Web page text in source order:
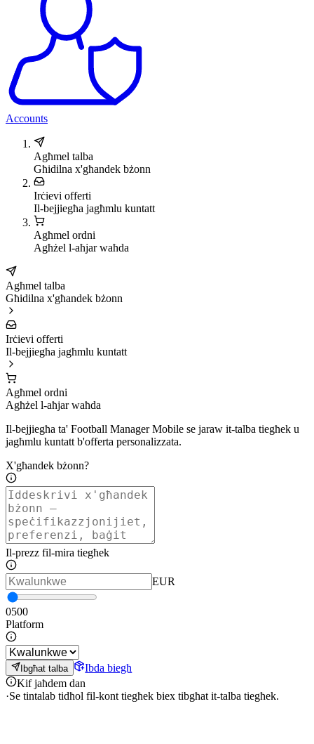
Accounts
Agħmel talba
Għidilna x'għandek bżonn
Irċievi offerti
Il-bejjiegħa jagħmlu kuntatt
Agħmel ordni
Agħżel l-aħjar waħda
Agħmel talba
Għidilna x'għandek bżonn
Irċievi offerti
Il-bejjiegħa jagħmlu kuntatt
Agħmel ordni
Agħżel l-aħjar waħda
Il-bejjiegħa ta' Football Manager Mobile se jaraw it-talba tiegħek u
jagħmlu kuntatt b'offerta personalizzata.
X'għandek bżonn?
Il-prezz fil-mira tiegħek
EUR
0500
Platform
Ibgħat talba
Ibda biegħ
Kif jaħdem dan
·Se tintalab tidħol fil-kont tiegħek biex tibgħat it-talba tiegħek.